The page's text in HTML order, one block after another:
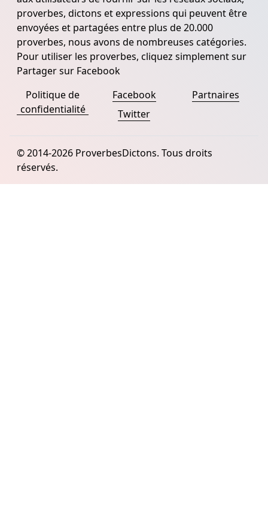
proverbes, dictons et expressions qui peuvent être
envoyées et partagées entre plus de 20.000
proverbes, nous avons de nombreuses catégories.
Pour utiliser les proverbes, cliquez simplement sur
Partager sur Facebook
Politique de
confidentialité
Facebook
Twitter
Partnaires
© 2014-2026 ProverbesDictons. Tous droits
réservés.